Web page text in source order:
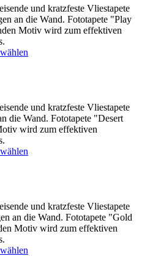
und kratzfeste Vliestapete
an die Wand. Fototapete "Play
Motiv wird zum effektiven
und kratzfeste Vliestapete
die Wand. Fototapete "Desert
wird zum effektiven
und kratzfeste Vliestapete
an die Wand. Fototapete "Gold
Motiv wird zum effektiven